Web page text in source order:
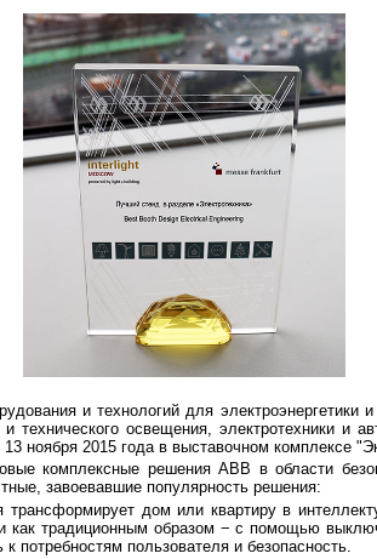
и технологий для электроэнергетики
технического освещения, электротехники и
ноября 2015 года в выставочном комплексе
комплексные решения ABB в области
завоевавшие популярность решения:
трансформирует дом или квартиру в
как традиционным образом − с помощью
потребностям пользователя и безопасность.